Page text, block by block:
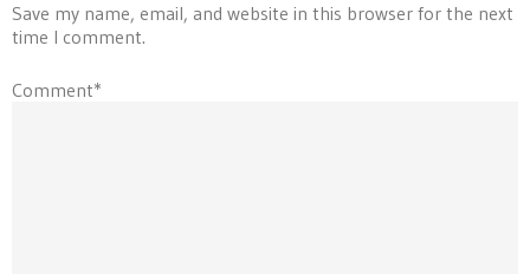
Save my name, email, and website in this browser for the next
time I comment.
Comment*